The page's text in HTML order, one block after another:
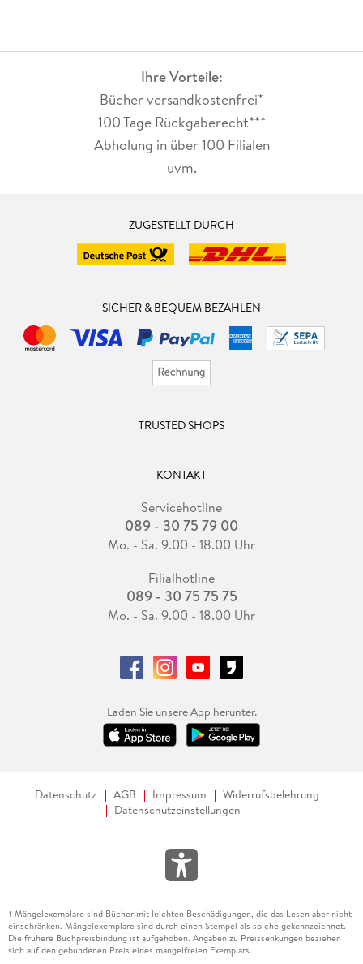
Ihre Vorteile:
Bücher versandkostenfrei*
100 Tage Rückgaberecht***
Abholung in über 100 Filialen
uvm.
ZUGESTELLT DURCH
SICHER & BEQUEM BEZAHLEN
TRUSTED SHOPS
KONTAKT
Servicehotline
089 - 30 75 79 00
Mo. - Sa. 9.00 - 18.00 Uhr
Filialhotline
089 - 30 75 75 75
Mo. - Sa. 9.00 - 18.00 Uhr
Laden Sie unsere App herunter.
Datenschutz AGB Impressum
Widerrufsbelehrung
Datenschutzeinstellungen
1 Mängelexemplare sind Bücher mit leichten Beschädigungen, die das Lesen aber nicht
einschränken. Mängelexemplare sind durch einen Stempel als solche gekennzeichnet.
Die frühere Buchpreisbindung ist aufgehoben. Angaben zu Preissenkungen beziehen
sich auf den gebundenen Preis eines mangelfreien Exemplars.